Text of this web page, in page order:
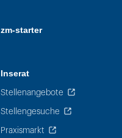
zm-starter
Inserat
Stellenangebote
Stellengesuche
Praxismarkt